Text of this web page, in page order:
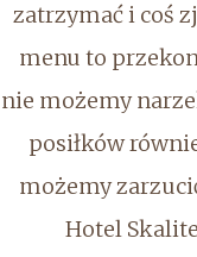
zatrzymać i coś
menu to
nie możemy
posiłków
możemy
Hotel